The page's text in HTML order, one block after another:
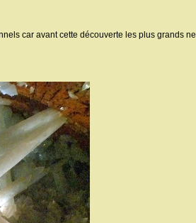
car avant cette découverte les plus grands ne